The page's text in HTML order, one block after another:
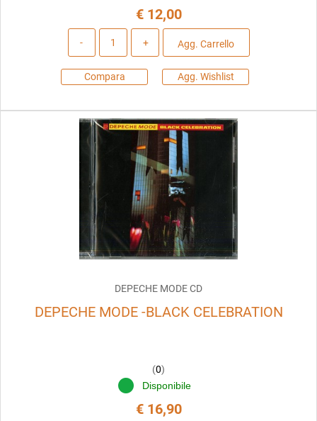
€ 12,00
Agg. Carrello
Compara Agg. Wishlist
DEPECHE MODE CD
DEPECHE MODE -BLACK CELEBRATION
(0)
Disponibile
€ 16,90